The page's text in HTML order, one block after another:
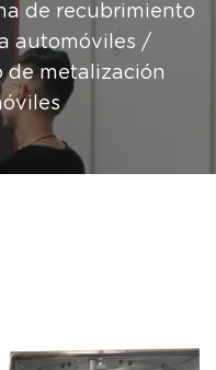
de recubrimiento
automóviles /
de metalización